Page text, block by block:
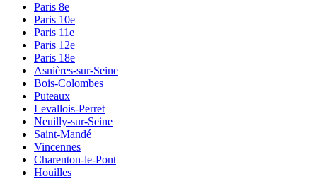
Paris 8e
Paris 10e
Paris 11e
Paris 12e
Paris 18e
Asnières-sur-Seine
Bois-Colombes
Puteaux
Levallois-Perret
Neuilly-sur-Seine
Saint-Mandé
Vincennes
Charenton-le-Pont
Houilles